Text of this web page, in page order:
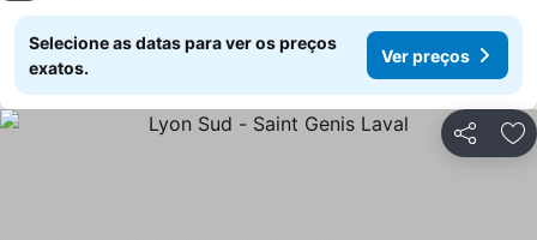
Selecione as datas para ver os preços
exatos.
Ver preços
Partilhar